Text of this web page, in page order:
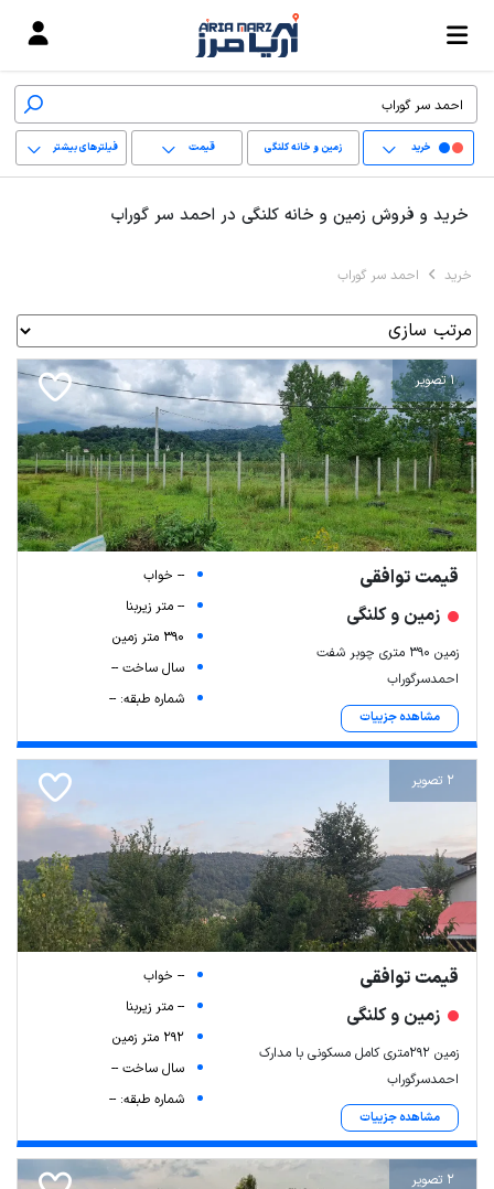
خرید زمین و خانه کلنگی قیمت فیلترهای بیشتر
خرید و فروش زمین و خانه کلنگی در احمد سر گوراب
خرید احمد سر گوراب
1 تصویر
قیمت توافقی
زمین و کلنگی
زمین ۳۹۰ متری چوبر شفت
احمدسرگوراب
مشاهده جزییات
-- خواب
-- متر زیربنا
390 متر زمین
سال ساخت --
شماره طبقه: --
2 تصویر
قیمت توافقی
زمین و کلنگی
زمین ۲۹۲متری کامل مسکونی با مدارک
احمدسرگوراب
مشاهده جزییات
-- خواب
-- متر زیربنا
292 متر زمین
سال ساخت --
شماره طبقه: --
2 تصویر